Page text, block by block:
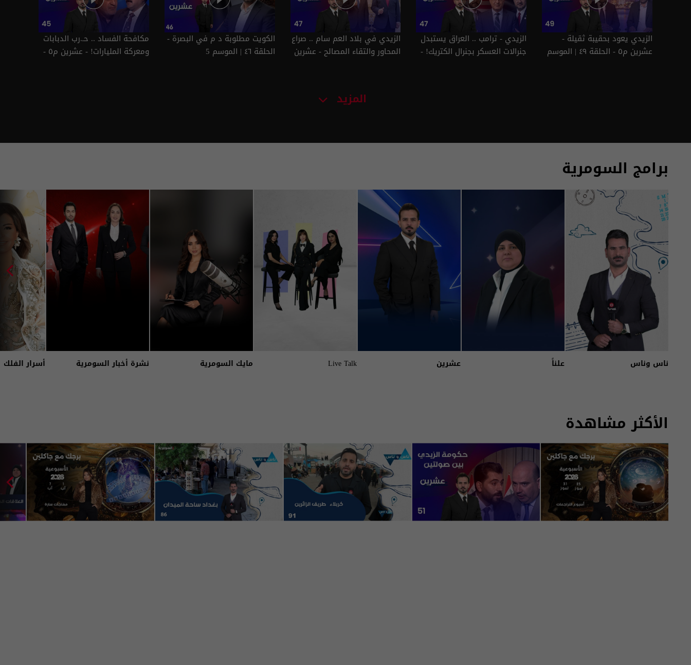
الزيدي يعود بحقيبة ثقيلة -
عشرين م٥ - الحلقة ٤٩ | الموسم
الزيدي - ترامب .. العراق يستبدل
جنرالات العسكر بجنرال الكتريك! -
الزيدي في بلاد العم سام .. صراع
المحاور والتقاء المصالح - عشرين
الكويت مطلوبة د م في البصرة -
الحلقة ٤٦ | الموسم 5
مكافحة الفساد .. حـ.رب الدبابات
ومعركة المليارات! - عشرين م٥ -
المزيد
برامج السومرية
ناس وناس علناً عشرين Live Talk مايك السومرية نشرة أخبار السومرية أسرار الفلك
الأكثر مشاهدة